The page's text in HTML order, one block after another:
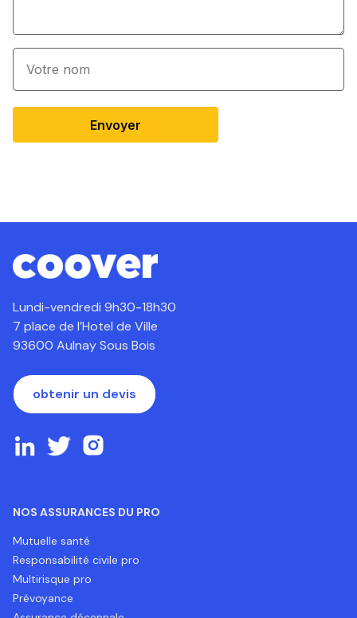
Envoyer
Lundi-vendredi 9h30-18h30
7 place de l’Hotel de Ville
93600 Aulnay Sous Bois
obtenir un devis
NOS ASSURANCES DU PRO
Mutuelle santé
Responsabilité civile pro
Multirisque pro
Prévoyance